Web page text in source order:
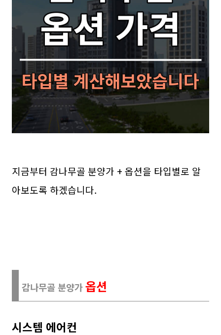
지금부터 감나무골 분양가 + 옵션을 타입별로 알
아보도록 하겠습니다.
감나무골 분양가옵션
시스템 에어컨